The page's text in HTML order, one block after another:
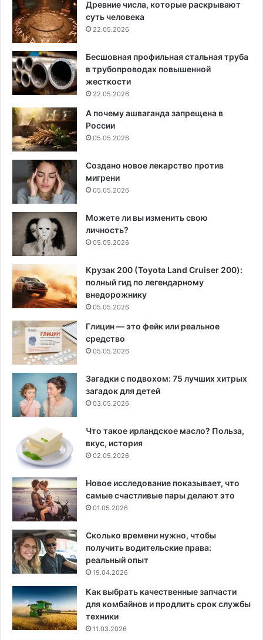
Древние числа, которые раскрывают
суть человека
22.05.2026
Бесшовная профильная стальная труба
в трубопроводах повышенной
жесткости
22.05.2026
А почему ашваганда запрещена в
России
05.05.2026
Создано новое лекарство против
мигрени
05.05.2026
Можете ли вы изменить свою
личность?
05.05.2026
Крузак 200 (Toyota Land Cruiser 200):
полный гид по легендарному
внедорожнику
05.05.2026
Глицин — это фейк или реальное
средство
05.05.2026
Загадки с подвохом: 75 лучших хитрых
загадок для детей
03.05.2026
Что такое ирландское масло? Польза,
вкус, история
02.05.2026
Новое исследование показывает, что
самые счастливые пары делают это
01.05.2026
Сколько времени нужно, чтобы
получить водительские права:
реальный опыт
19.04.2026
Как выбрать качественные запчасти
для комбайнов и продлить срок службы
техники
11.03.2026